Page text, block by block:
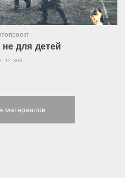
для детей
12 303
материалов